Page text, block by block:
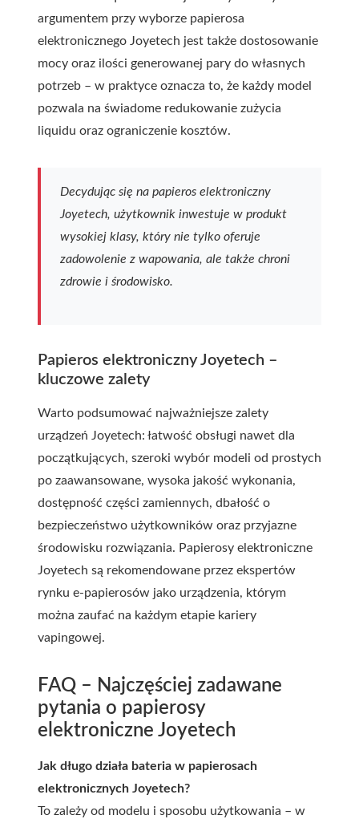
argumentem przy wyborze papierosa
elektronicznego Joyetech jest także dostosowanie
mocy oraz ilości generowanej pary do własnych
potrzeb – w praktyce oznacza to, że każdy model
pozwala na świadome redukowanie zużycia
liquidu oraz ograniczenie kosztów.
Decydując się na papieros elektroniczny
Joyetech, użytkownik inwestuje w produkt
wysokiej klasy, który nie tylko oferuje
zadowolenie z wapowania, ale także chroni
zdrowie i środowisko.
Papieros elektroniczny Joyetech –
kluczowe zalety
Warto podsumować najważniejsze zalety
urządzeń Joyetech: łatwość obsługi nawet dla
początkujących, szeroki wybór modeli od prostych
po zaawansowane, wysoka jakość wykonania,
dostępność części zamiennych, dbałość o
bezpieczeństwo użytkowników oraz przyjazne
środowisku rozwiązania. Papierosy elektroniczne
Joyetech są rekomendowane przez ekspertów
rynku e-papierosów jako urządzenia, którym
można zaufać na każdym etapie kariery
vapingowej.
FAQ – Najczęściej zadawane
pytania o papierosy
elektroniczne Joyetech
Jak długo działa bateria w papierosach
elektronicznych Joyetech?
To zależy od modelu i sposobu użytkowania – w